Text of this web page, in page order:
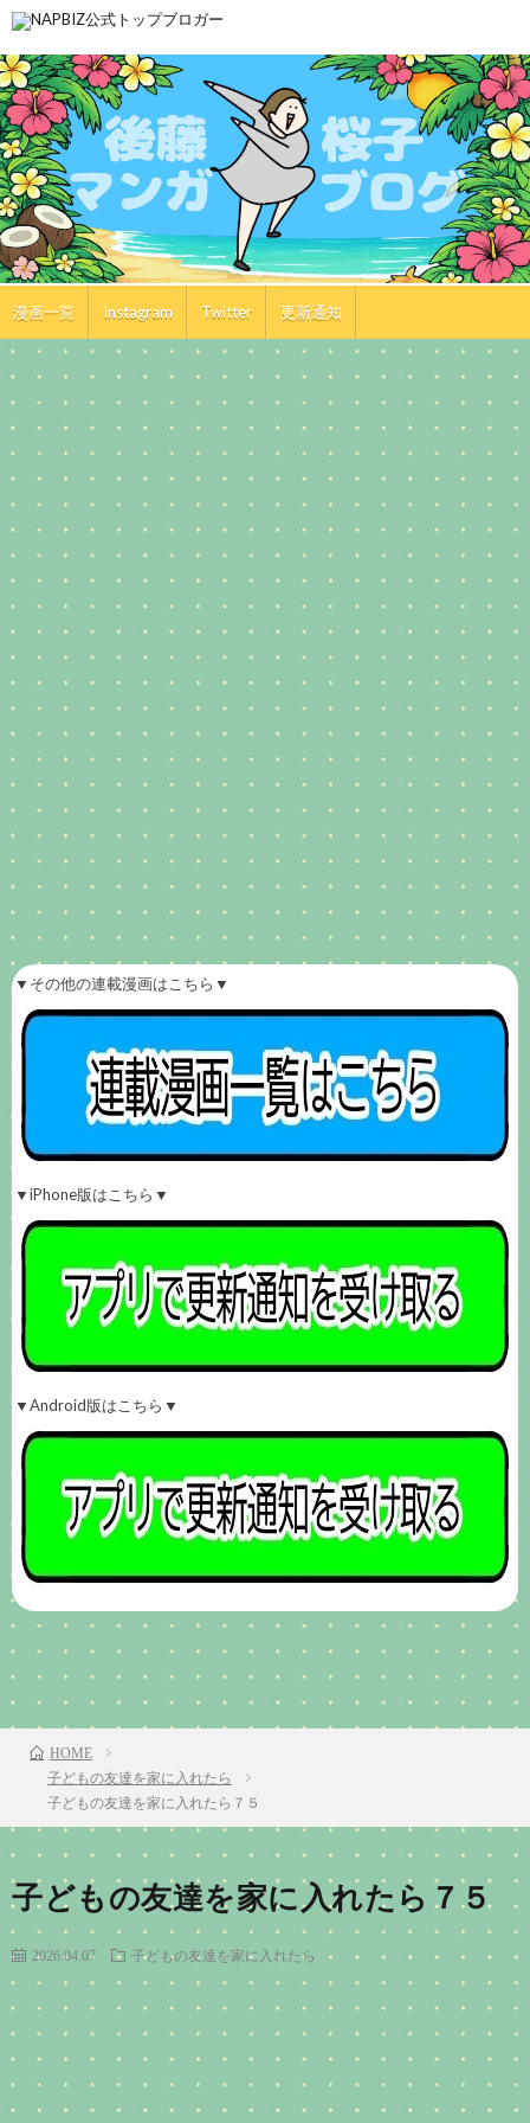
漫画一覧 Instagram Twitter 更新通知
▼その他の連載漫画はこちら▼
▼iPhone版はこちら▼
▼Android版はこちら▼
前のお話 TOP 次のお話
HOME
子どもの友達を家に入れたら
子どもの友達を家に入れたら７５
子どもの友達を家に入れたら７５
2026.04.07 子どもの友達を家に入れたら